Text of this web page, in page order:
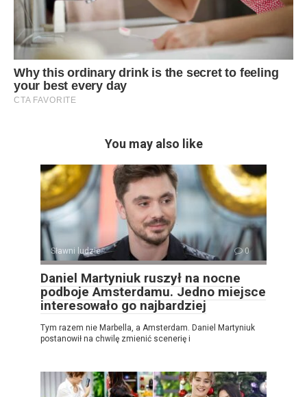
You may also like
Sławni ludzie 0
Daniel Martyniuk ruszył na nocne
podboje Amsterdamu. Jedno miejsce
interesowało go najbardziej
Tym razem nie Marbella, a Amsterdam. Daniel Martyniuk
postanowił na chwilę zmienić scenerię i